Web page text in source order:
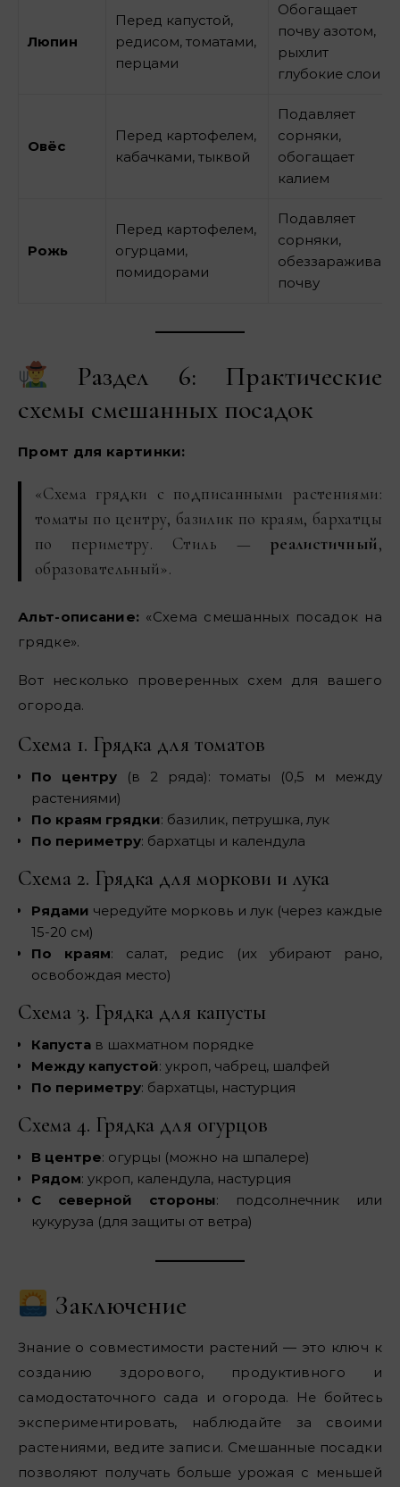
Люпин
Перед капустой,
редисом, томатами,
перцами
Обогащает
почву азотом,
рыхлит
глубокие слои
Овёс
Перед картофелем,
кабачками, тыквой
Подавляет
сорняки,
обогащает
калием
Рожь
Перед картофелем,
огурцами,
помидорами
Подавляет
сорняки,
обеззараживает
почву
Раздел 6: Практические
схемы смешанных посадок
Промт для картинки:
«Схема грядки с подписанными растениями:
томаты по центру, базилик по краям, бархатцы
по периметру. Стиль —реалистичный,
образовательный».
Альт-описание: «Схема смешанных посадок на
грядке».
Вот несколько проверенных схем для вашего
огорода.
Схема 1. Грядка для томатов
По центру(в 2 ряда): томаты (0,5 м между
растениями)
По краям грядки: базилик, петрушка, лук
По периметру: бархатцы и календула
Схема 2. Грядка для моркови и лука
Рядами чередуйте морковь и лук (через каждые
15-20 см)
По краям: салат, редис (их убирают рано,
освобождая место)
Схема 3. Грядка для капусты
Капуста в шахматном порядке
Между капустой: укроп, чабрец, шалфей
По периметру: бархатцы, настурция
Схема 4. Грядка для огурцов
В центре: огурцы (можно на шпалере)
Рядом: укроп, календула, настурция
С северной стороны: подсолнечник или
кукуруза (для защиты от ветра)
Заключение
Знание о совместимости растений — это ключ к
созданию здорового, продуктивного и
самодостаточного сада и огорода. Не бойтесь
экспериментировать, наблюдайте за своими
растениями, ведите записи. Смешанные посадки
позволяют получать больше урожая с меньшей